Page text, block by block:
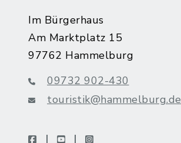
Im Bürgerhaus
Am Marktplatz 15
97762 Hammelburg
09732 902-430
touristik@hammelburg.de
facebookyoutubeinstagram